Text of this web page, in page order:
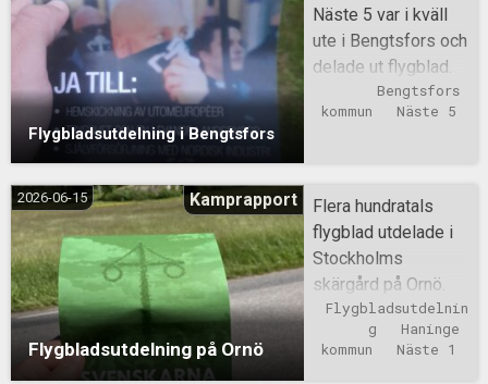
Flygbladsutdelning i Bengtsfors
Näste 5 var i kväll
ute i Bengtsfors och
delade ut flygblad.
Bengtsfors
kommun
Näste 5
Flygbladsutdelning på Ornö
2026-06-15 Kamprapport
Flera hundratals
flygblad utdelade i
Stockholms
skärgård på Ornö.
Flygbladsutdelnin
g
Haninge
kommun
Näste 1